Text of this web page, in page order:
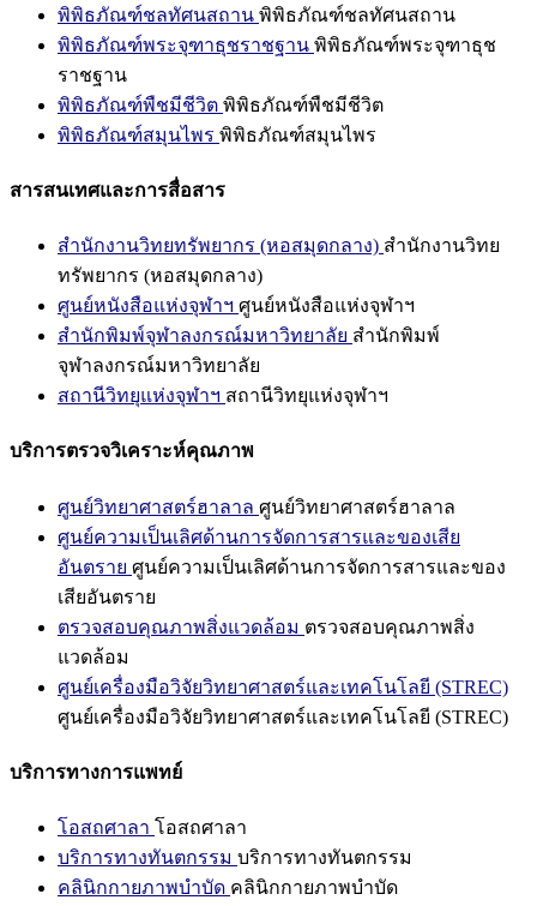
พิพิธภัณฑ์ชลทัศนสถาน พิพิธภัณฑ์ชลทัศนสถาน
พิพิธภัณฑ์พระจุฑาธุชราชฐาน พิพิธภัณฑ์พระจุฑาธุช
ราชฐาน
พิพิธภัณฑ์พืชมีชีวิต พิพิธภัณฑ์พืชมีชีวิต
พิพิธภัณฑ์สมุนไพร พิพิธภัณฑ์สมุนไพร
สารสนเทศและการสื่อสาร
สำนักงานวิทยทรัพยากร (หอสมุดกลาง) สำนักงานวิทย
ทรัพยากร (หอสมุดกลาง)
ศูนย์หนังสือแห่งจุฬาฯ ศูนย์หนังสือแห่งจุฬาฯ
สำนักพิมพ์จุฬาลงกรณ์มหาวิทยาลัย สำนักพิมพ์
จุฬาลงกรณ์มหาวิทยาลัย
สถานีวิทยุแห่งจุฬาฯ สถานีวิทยุแห่งจุฬาฯ
บริการตรวจวิเคราะห์คุณภาพ
ศูนย์วิทยาศาสตร์ฮาลาล ศูนย์วิทยาศาสตร์ฮาลาล
ศูนย์ความเป็นเลิศด้านการจัดการสารและของเสีย
อันตราย ศูนย์ความเป็นเลิศด้านการจัดการสารและของ
เสียอันตราย
ตรวจสอบคุณภาพสิ่งแวดล้อม ตรวจสอบคุณภาพสิ่ง
แวดล้อม
ศูนย์เครื่องมือวิจัยวิทยาศาสตร์และเทคโนโลยี (STREC)
ศูนย์เครื่องมือวิจัยวิทยาศาสตร์และเทคโนโลยี (STREC)
บริการทางการแพทย์
โอสถศาลา โอสถศาลา
บริการทางทันตกรรม บริการทางทันตกรรม
คลินิกกายภาพบำบัด คลินิกกายภาพบำบัด